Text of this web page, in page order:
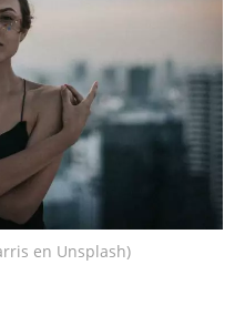
en Unsplash)